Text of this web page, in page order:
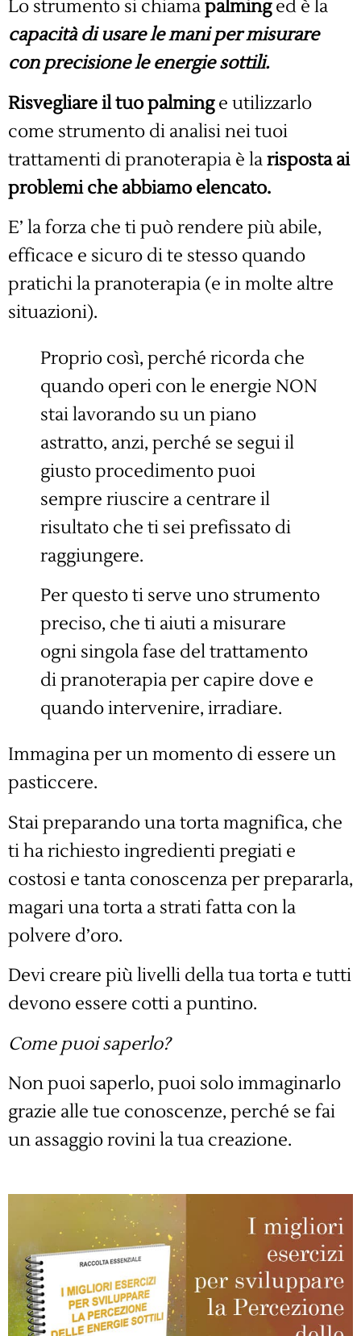
Lo strumento si chiamapalminged è la
capacitàdi usare le mani per misurare
con precisione le energie sottili.
Risvegliare il tuo palminge utilizzarlo
come strumento di analisi nei tuoi
trattamenti di pranoterapia è larisposta ai
problemi che abbiamo elencato.
E’ la forza che ti può rendere più abile,
efficace e sicuro di te stesso quando
pratichi la pranoterapia (e in molte altre
situazioni).
Proprio così, perché ricorda che
quando operi con le energie NON
stai lavorando su un piano
astratto, anzi, perché se segui il
giusto procedimento puoi
sempre riuscire a centrare il
risultato che ti sei prefissato di
raggiungere.
Per questo ti serve uno strumento
preciso, che ti aiuti a misurare
ogni singola fase del trattamento
di pranoterapia per capire dove e
quando intervenire, irradiare.
Immagina per un momento di essere un
pasticcere.
Stai preparando una torta magnifica, che
ti ha richiesto ingredienti pregiati e
costosi e tanta conoscenza per prepararla,
magari una torta a strati fatta con la
polvere d’oro.
Devi creare più livelli della tua torta e tutti
devono essere cotti a puntino.
Come puoi saperlo?
Non puoi saperlo, puoi solo immaginarlo
grazie alle tue conoscenze, perché se fai
un assaggio rovini la tua creazione.